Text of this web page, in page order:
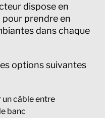
dispose en
pour prendre en
dans chaque
options suivantes
câble entre
banc